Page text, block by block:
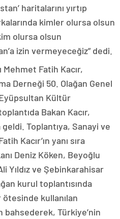
haritalarını yırtıp
kimler olursa olsun
olursa olsun
izin vermeyeceğiz” dedi.
Mehmet Fatih Kacır,
Derneği 50. Olağan Genel
Eyüpsultan Kültür
Bakan Kacır,
Toplantıya, Sanayi ve
Kacır’ın yanı sıra
Deniz Köken, Beyoğlu
Yıldız ve Şebinkarahisar
kurul toplantısında
ötesinde kullanılan
Türkiye’nin